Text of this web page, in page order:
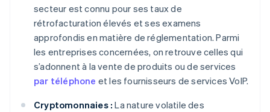
secteur est connu pour ses taux de
rétrofacturation élevés et ses examens
approfondis en matière de réglementation. Parmi
les entreprises concernées, on retrouve celles qui
s’adonnent à la vente de produits ou de services
par téléphone et les fournisseurs de services VoIP.
Cryptomonnaies : La nature volatile des